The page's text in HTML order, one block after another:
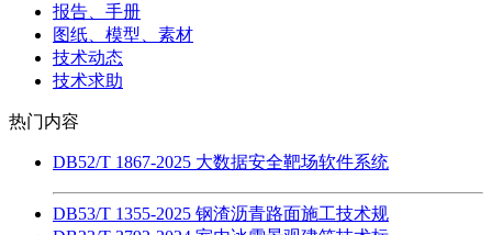
报告、手册
图纸、模型、素材
技术动态
技术求助
热门内容
DB52/T 1867-2025 大数据安全靶场软件系统
DB53/T 1355-2025 钢渣沥青路面施工技术规